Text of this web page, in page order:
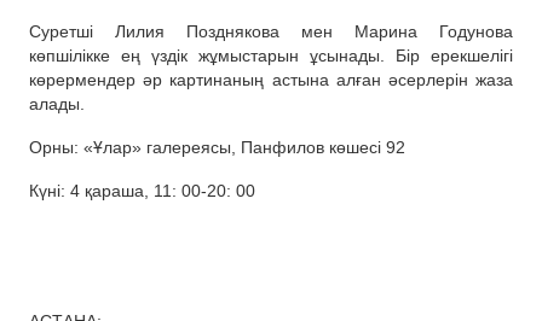
Суретші Лилия Позднякова мен Марина Годунова
көпшілікке ең үздік жұмыстарын ұсынады. Бір ерекшелігі
көрермендер әр картинаның астына алған әсерлерін жаза
алады.
Орны: «Ұлар» галереясы, Панфилов көшесі 92
Күні: 4 қараша, 11: 00-20: 00